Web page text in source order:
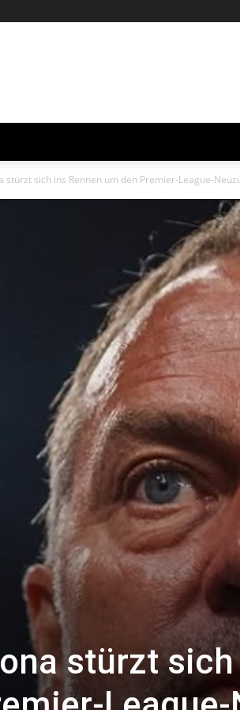
stürzt sich ins Rennen um den Premier-League-
stürzt